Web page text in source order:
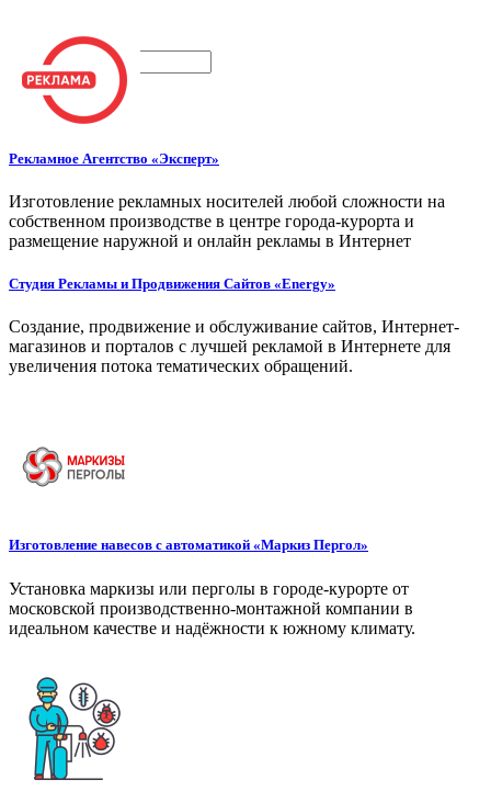
Поиск
Рекламное Агентство «Эксперт»
Изготовление рекламных носителей любой сложности на
собственном производстве в центре города-курорта и
размещение наружной и онлайн рекламы в Интернет
Студия Рекламы и Продвижения Сайтов «Energy»
Создание, продвижение и обслуживание сайтов, Интернет-
магазинов и порталов с лучшей рекламой в Интернете для
увеличения потока тематических обращений.
Изготовление навесов с автоматикой «Маркиз Пергол»
Установка маркизы или перголы в городе-курорте от
московской производственно-монтажной компании в
идеальном качестве и надёжности к южному климату.